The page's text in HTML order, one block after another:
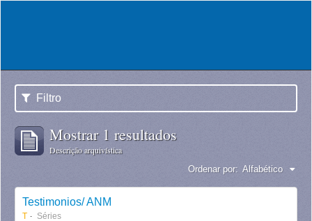
Filtro
Mostrar 1 resultados
Descrição arquivística
Ordenar por: Alfabético
Testimonios/ ANM
T Séries